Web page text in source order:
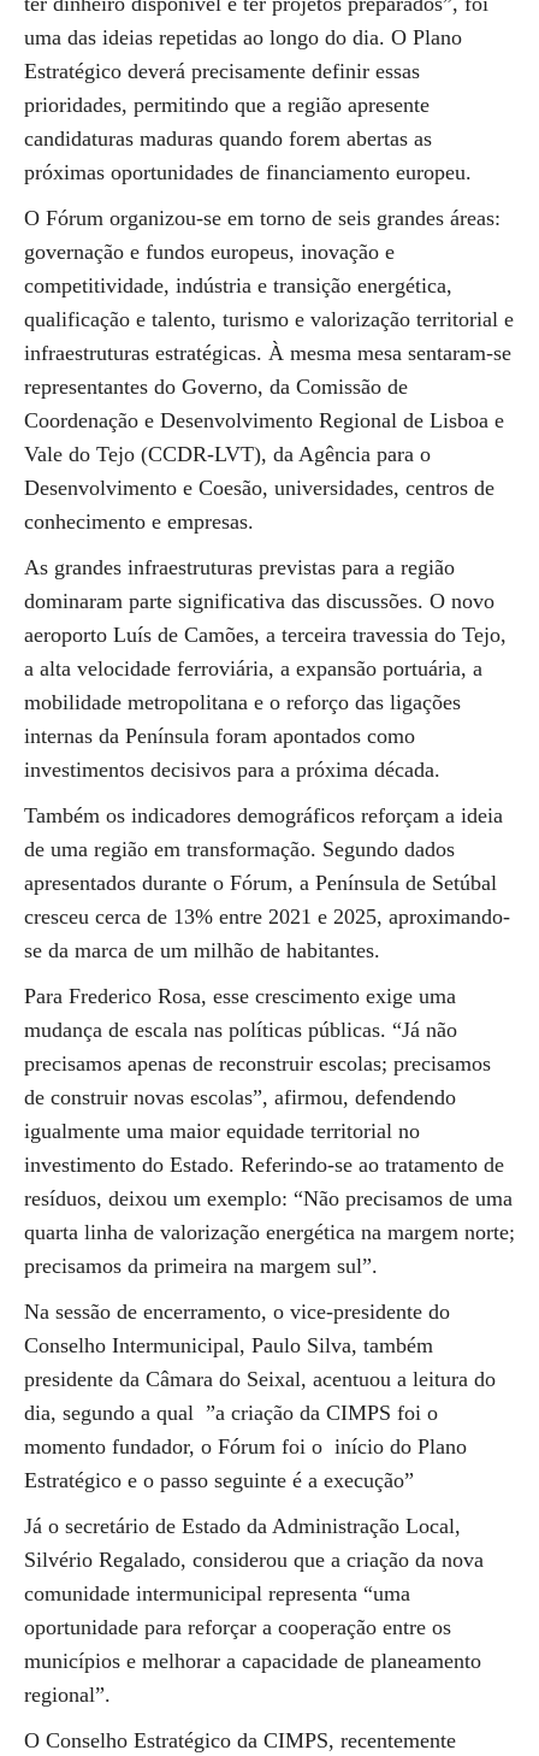
uma das ideias repetidas ao longo do dia. O Plano
Estratégico deverá precisamente definir essas
prioridades, permitindo que a região apresente
candidaturas maduras quando forem abertas as
próximas oportunidades de financiamento europeu.
O Fórum organizou-se em torno de seis grandes áreas:
governação e fundos europeus, inovação e
competitividade, indústria e transição energética,
qualificação e talento, turismo e valorização territorial e
infraestruturas estratégicas. À mesma mesa sentaram-se
representantes do Governo, da Comissão de
Coordenação e Desenvolvimento Regional de Lisboa e
Vale do Tejo (CCDR-LVT), da Agência para o
Desenvolvimento e Coesão, universidades, centros de
conhecimento e empresas.
As grandes infraestruturas previstas para a região
dominaram parte significativa das discussões. O novo
aeroporto Luís de Camões, a terceira travessia do Tejo,
a alta velocidade ferroviária, a expansão portuária, a
mobilidade metropolitana e o reforço das ligações
internas da Península foram apontados como
investimentos decisivos para a próxima década.
Também os indicadores demográficos reforçam a ideia
de uma região em transformação. Segundo dados
apresentados durante o Fórum, a Península de Setúbal
cresceu cerca de 13% entre 2021 e 2025, aproximando-
se da marca de um milhão de habitantes.
Para Frederico Rosa, esse crescimento exige uma
mudança de escala nas políticas públicas. “Já não
precisamos apenas de reconstruir escolas; precisamos
de construir novas escolas”, afirmou, defendendo
igualmente uma maior equidade territorial no
investimento do Estado. Referindo-se ao tratamento de
resíduos, deixou um exemplo: “Não precisamos de uma
quarta linha de valorização energética na margem norte;
precisamos da primeira na margem sul”.
Na sessão de encerramento, o vice-presidente do
Conselho Intermunicipal, Paulo Silva, também
presidente da Câmara do Seixal, acentuou a leitura do
dia, segundo a qual ”a criação da CIMPS foi o
momento fundador, o Fórum foi o início do Plano
Estratégico e o passo seguinte é a execução”
Já o secretário de Estado da Administração Local,
Silvério Regalado, considerou que a criação da nova
comunidade intermunicipal representa “uma
oportunidade para reforçar a cooperação entre os
municípios e melhorar a capacidade de planeamento
regional”.
O Conselho Estratégico da CIMPS, recentemente